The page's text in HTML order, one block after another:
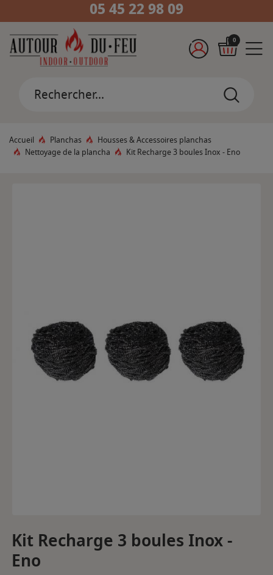
05 45 22 98 09
0
Accueil Planchas
Housses & Accessoires planchas
Nettoyage de la plancha
Kit Recharge 3 boules Inox - Eno
Kit Recharge 3 boules Inox -
Eno